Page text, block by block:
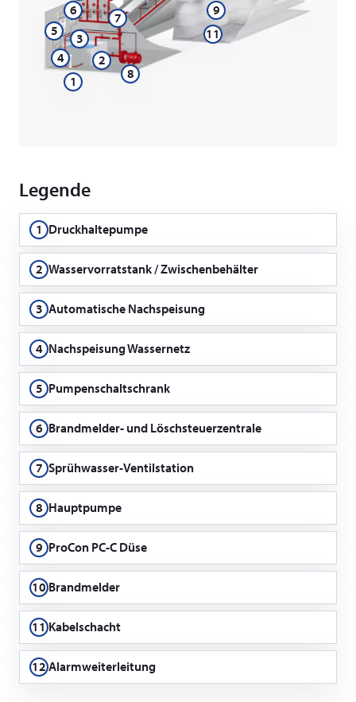
1
2
3
4
5
6 7
8
9
11
Legende
1 Druckhaltepumpe
2 Wasservorratstank / Zwischenbehälter
3 Automatische Nachspeisung
4 Nachspeisung Wassernetz
5 Pumpenschaltschrank
6 Brandmelder- und Löschsteuerzentrale
7 Sprühwasser-Ventilstation
8 Hauptpumpe
9 ProCon PC-C Düse
10 Brandmelder
11 Kabelschacht
12Alarmweiterleitung